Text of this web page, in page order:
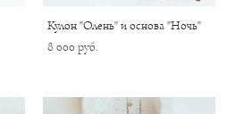
Кулон "Олень" и основа "Ночь"
8 000 pуб.